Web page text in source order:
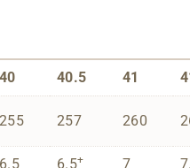
40 40.5 41
255 257 260
6.5 6.5+ 7